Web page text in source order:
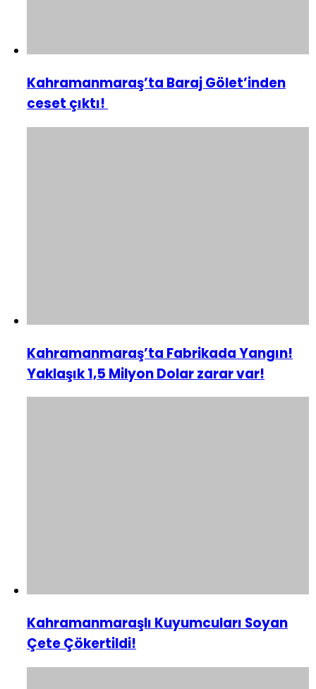
Kahramanmaraş’ta Baraj Gölet’inden
ceset çıktı!
Kahramanmaraş’ta Fabrikada Yangın!
Yaklaşık 1,5 Milyon Dolar zarar var!
Kahramanmaraşlı Kuyumcuları Soyan
Çete Çökertildi!